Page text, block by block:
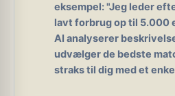
eksempel: "Jeg leder
lavt forbrug op til 5.000
AI analyserer
udvælger de bedste
straks til dig med et